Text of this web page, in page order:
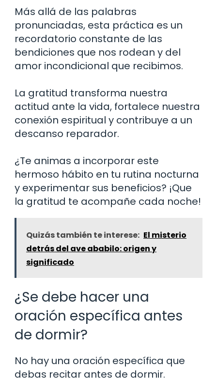
Más allá de las palabras
pronunciadas, esta práctica es un
recordatorio constante de las
bendiciones que nos rodean y del
amor incondicional que recibimos.
La gratitud transforma nuestra
actitud ante la vida, fortalece nuestra
conexión espiritual y contribuye a un
descanso reparador.
¿Te animas a incorporar este
hermoso hábito en tu rutina nocturna
y experimentar sus beneficios? ¡Que
la gratitud te acompañe cada noche!
Quizás también te interese: El misterio
detrás del ave ababilo: origen y
significado
¿Se debe hacer una
oración específica antes
de dormir?
No hay una oración específica que
debas recitar antes de dormir.